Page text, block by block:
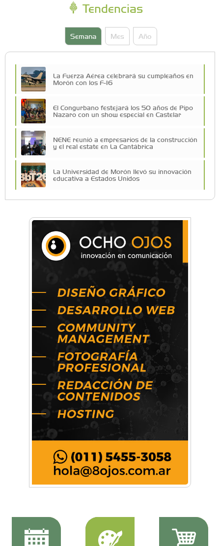
Tendencias
Semana Mes Año
La Fuerza Aérea celebrará su cumpleaños en
Morón con los F-16
El Congurbano festejará los 50 años de Pipo
Nazaro con un show especial en Castelar
NENE reunió a empresarios de la construcción
y el real estate en La Cantábrica
La Universidad de Morón llevó su innovación
educativa a Estados Unidos
La primera vez que Eva Perón voló en avión lo
hizo desde Morón
Mariana Croce: "Hoy las empresas necesitan
un asesoramiento integral para crecer con
Música, teatro, yoga, danza y mucho más:
Conocé todos los talleres para aprender y
disfrutar en la Zona Oeste